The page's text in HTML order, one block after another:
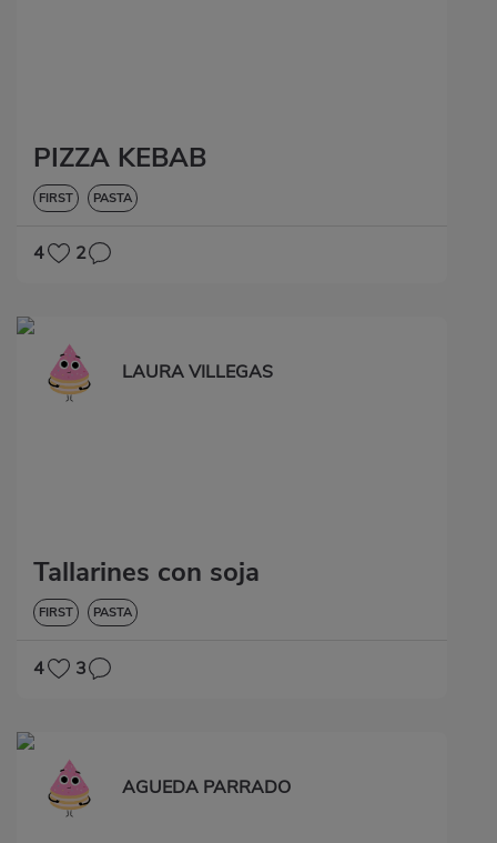
PIZZA KEBAB
FIRST PASTA
4 2
LAURA VILLEGAS
Tallarines con soja
FIRST PASTA
4 3
AGUEDA PARRADO